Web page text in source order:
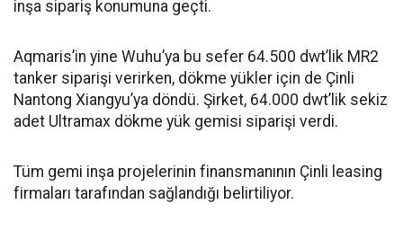
inşa sipariş konumuna geçti.
Aqmaris’in yine Wuhu’ya bu sefer 64.500 dwt’lik MR2
tanker siparişi verirken, dökme yükler için de Çinli
Nantong Xiangyu’ya döndü. Şirket, 64.000 dwt’lik sekiz
adet Ultramax dökme yük gemisi siparişi verdi.
Tüm gemi inşa projelerinin finansmanının Çinli leasing
firmaları tarafından sağlandığı belirtiliyor.